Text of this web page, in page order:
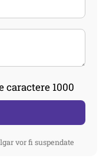
caractere 1000
vor fi suspendate